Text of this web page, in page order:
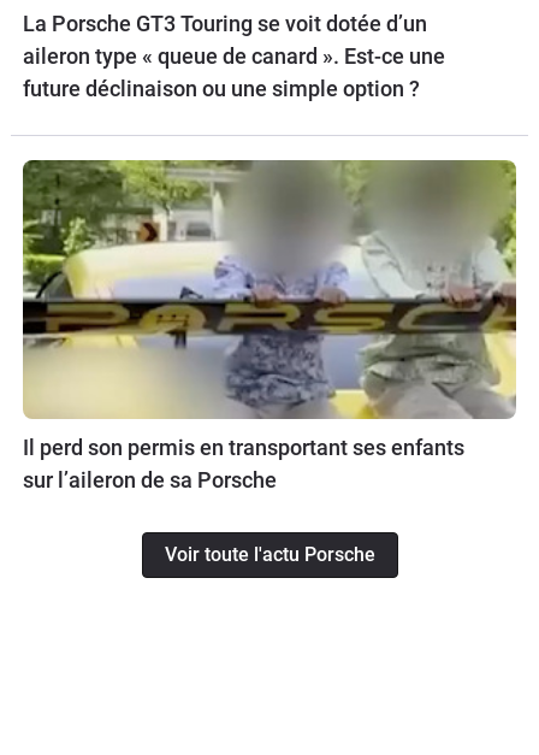
La Porsche GT3 Touring se voit dotée d’un
aileron type « queue de canard ». Est-ce une
future déclinaison ou une simple option ?
Il perd son permis en transportant ses enfants
sur l’aileron de sa Porsche
Voir toute l'actu Porsche